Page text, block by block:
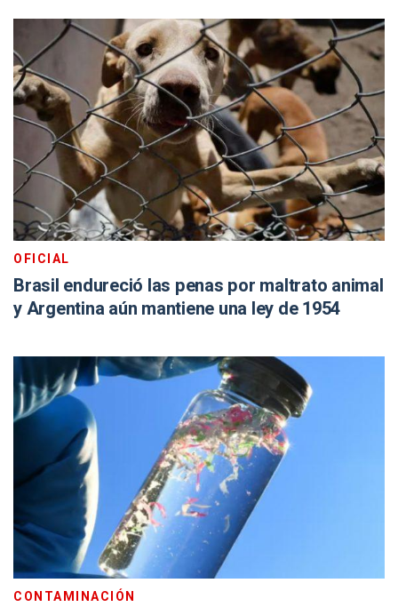
OFICIAL
Brasil endureció las penas por maltrato animal
y Argentina aún mantiene una ley de 1954
CONTAMINACIÓN